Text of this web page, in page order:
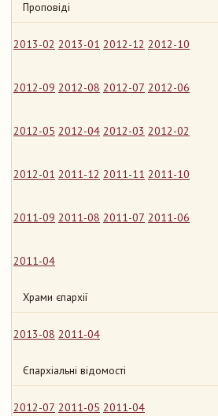
Проповіді
2013-02 2013-01 2012-12 2012-10
2012-09 2012-08 2012-07 2012-06
2012-05 2012-04 2012-03 2012-02
2012-01 2011-12 2011-11 2011-10
2011-09 2011-08 2011-07 2011-06
2011-04
Храми єпархії
2013-08 2011-04
Єпархіальні відомості
2012-07 2011-05 2011-04